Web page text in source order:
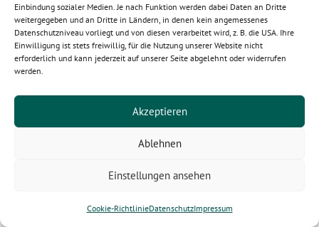
Einbindung sozialer Medien. Je nach Funktion werden dabei Daten an Dritte
weitergegeben und an Dritte in Ländern, in denen kein angemessenes
Datenschutzniveau vorliegt und von diesen verarbeitet wird, z. B. die USA. Ihre
Einwilligung ist stets freiwillig, für die Nutzung unserer Website nicht
erforderlich und kann jederzeit auf unserer Seite abgelehnt oder widerrufen
werden.
Akzeptieren
Ablehnen
Einstellungen ansehen
Cookie-RichtlinieDatenschutzImpressum
Retourneringen
Door Nögel geleverde goederen kunnen, zonder dat dit op een
wettelijke aanspraak berust, alleen worden geretourneerd
wanneer Nögel voordien de schriftelijke toestemming heeft
hetzij door afhaling (minus een vaste vergoeding voor
vrachtkosten) hetzij door de koper (vrij af ons magazijn) wordt
artikelen en voor de klant bestelde of verwerkte goederen
Tekeningen, websites, productcatalogus enz.